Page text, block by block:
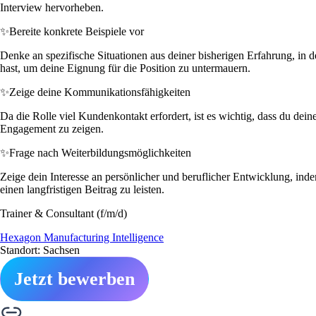
Interview hervorheben.
✨Bereite konkrete Beispiele vor
Denke an spezifische Situationen aus deiner bisherigen Erfahrung, in
hast, um deine Eignung für die Position zu untermauern.
✨Zeige deine Kommunikationsfähigkeiten
Da die Rolle viel Kundenkontakt erfordert, ist es wichtig, dass du
Engagement zu zeigen.
✨Frage nach Weiterbildungsmöglichkeiten
Zeige dein Interesse an persönlicher und beruflicher Entwicklung,
einen langfristigen Beitrag zu leisten.
Trainer & Consultant (f/m/d)
Hexagon Manufacturing Intelligence
Standort: Sachsen
Jetzt bewerben